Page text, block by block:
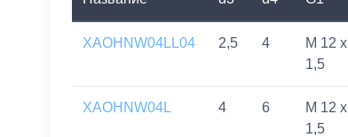
XAOHNW04LL04 2,5 4
M 12 x
1,5
XAOHNW04L 4 6
M 12 x
1,5